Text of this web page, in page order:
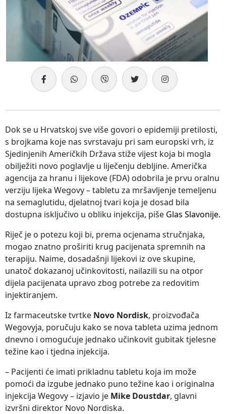
Dok se u Hrvatskoj sve više govori o epidemiji pretilosti,
s brojkama koje nas svrstavaju pri sam europski vrh, iz
Sjedinjenih Američkih Država stiže vijest koja bi mogla
obilježiti novo poglavlje u liječenju debljine. Američka
agencija za hranu i lijekove (FDA) odobrila je prvu oralnu
verziju lijeka Wegovy – tabletu za mršavljenje temeljenu
na semaglutidu, djelatnoj tvari koja je dosad bila
dostupna isključivo u obliku injekcija, piše Glas Slavonije.
Riječ je o potezu koji bi, prema ocjenama stručnjaka,
mogao znatno proširiti krug pacijenata spremnih na
terapiju. Naime, dosadašnji lijekovi iz ove skupine,
unatoč dokazanoj učinkovitosti, nailazili su na otpor
dijela pacijenata upravo zbog potrebe za redovitim
injektiranjem.
Iz farmaceutske tvrtke Novo Nordisk, proizvođača
Wegovyja, poručuju kako se nova tableta uzima jednom
dnevno i omogućuje jednako učinkovit gubitak tjelesne
težine kao i tjedna injekcija.
– Pacijenti će imati prikladnu tabletu koja im može
pomoći da izgube jednako puno težine kao i originalna
injekcija Wegovy – izjavio je Mike Doustdar, glavni
izvršni direktor Novo Nordiska.